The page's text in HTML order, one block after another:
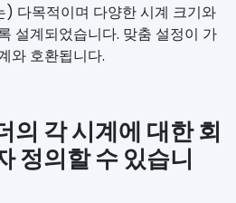
) 다목적이며 다양한 시계 크기와
설계되었습니다. 맞춤 설정이 가
와 호환됩니다.
의 각 시계에 대한 회
정의할 수 있습니